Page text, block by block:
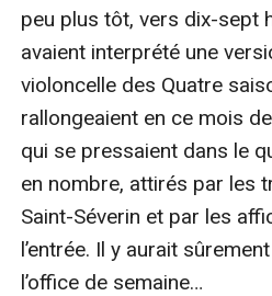
peu plus tôt, vers dix-sept
avaient interprété une
violoncelle des Quatre
rallongeaient en ce mois
qui se pressaient dans le
en nombre, attirés par les
Saint-Séverin et par les
l’entrée. Il y aurait
l’office de semaine…